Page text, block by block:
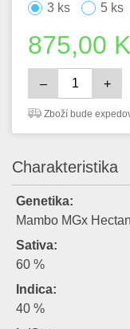
3 ks
5 ks
875,00
– +
Zboží bude
Charakteristika
Genetika:
Mambo MGx
Sativa:
60 %
Indica:
40 %